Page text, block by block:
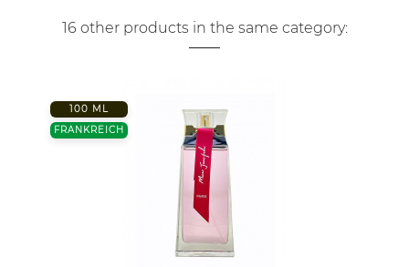
16 other products in the same category:
100 ML
FRANKREICH